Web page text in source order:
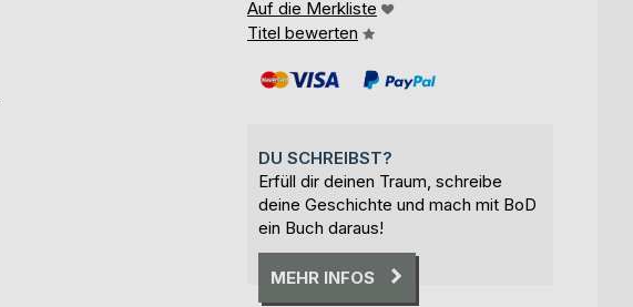
Auf die Merkliste
Titel bewerten
DU SCHREIBST?
Erfüll dir deinen Traum, schreibe
deine Geschichte und mach mit BoD
ein Buch daraus!
MEHR INFOS